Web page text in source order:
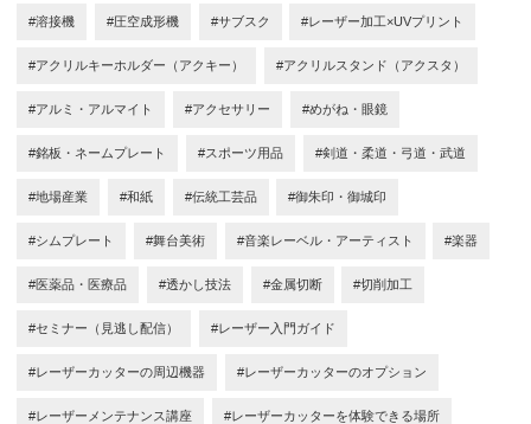
#溶接機 #圧空成形機 #サブスク #レーザー加工×UVプリント
#アクリルキーホルダー（アクキー） #アクリルスタンド（アクスタ）
#アルミ・アルマイト #アクセサリー #めがね・眼鏡
#銘板・ネームプレート #スポーツ用品 #剣道・柔道・弓道・武道
#地場産業 #和紙 #伝統工芸品 #御朱印・御城印
#シムプレート #舞台美術 #音楽レーベル・アーティスト #楽器
#医薬品・医療品 #透かし技法 #金属切断 #切削加工
#セミナー（見逃し配信） #レーザー入門ガイド
#レーザーカッターの周辺機器 #レーザーカッターのオプション
#レーザーメンテナンス講座 #レーザーカッターを体験できる場所